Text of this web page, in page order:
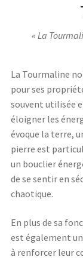
Conseils et
Questions
La
La Tourmaline
pour ses
souvent utilisée
éloigner les
évoque la terre,
pierre est
un bouclier
de se sentir en
chaotique.
En plus de sa
est également
à renforcer leur